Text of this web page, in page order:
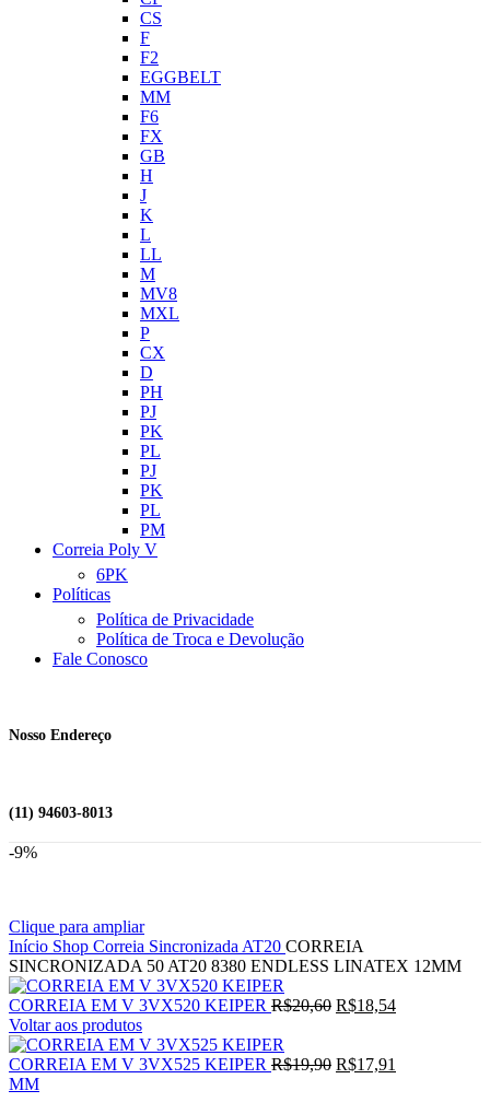
CS
F
F2
EGGBELT
MM
F6
FX
GB
H
J
K
L
LL
M
MV8
MXL
P
CX
D
PH
PJ
PK
PL
PJ
PK
PL
PM
Correia Poly V
6PK
Políticas
Política de Privacidade
Política de Troca e Devolução
Fale Conosco
Nosso Endereço
(11) 94603-8013
-9%
Clique para ampliar
Início Shop Correia SincronizadaAT20 CORREIA
SINCRONIZADA 50 AT20 8380 ENDLESS LINATEX 12MM
CORREIA EM V 3VX520 KEIPER R$20,60 O
era:
R$18,54O
Voltar aos produtos
CORREIA EM V 3VX525 KEIPER R$19,90 O
R$17,91
MM